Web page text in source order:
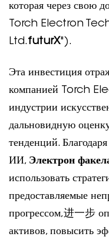
которая через
Torch Electron
Ltd.futurX").
Эта инвестиция
компанией Torch
индустрии
дальновидную
тенденций.
ИИ, Электрон
использовать
предоставляемые
прогрессом,进一步
активов, повысить